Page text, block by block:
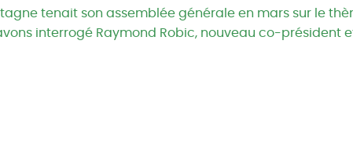
tenait son assemblée générale en mars sur le
interrogé Raymond Robic, nouveau co-président